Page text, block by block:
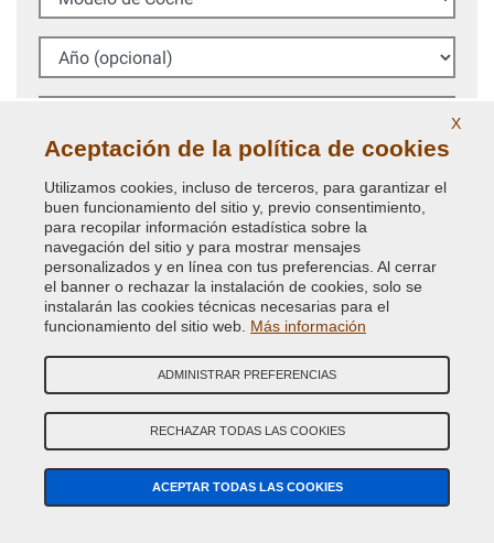
Año (opcional)
Siempre recomendamos comprobar elcódigo de color
de la carrocerÍa en tu coche para pedir la pintura
correcta.
Búsqueda avanzada código de color
NO ENCUENTRAS TU CÓDIGO DE COLOR?
BÚSQUEDA GUIADA PINTURA COCHE
X
Aceptación de la política de cookies
Utilizamos cookies, incluso de terceros, para garantizar el
buen funcionamiento del sitio y, previo consentimiento,
para recopilar información estadística sobre la
navegación del sitio y para mostrar mensajes
personalizados y en línea con tus preferencias. Al cerrar
el banner o rechazar la instalación de cookies, solo se
instalarán las cookies técnicas necesarias para el
funcionamiento del sitio web. Más información
ADMINISTRAR PREFERENCIAS
RECHAZAR TODAS LAS COOKIES
ACEPTAR TODAS LAS COOKIES